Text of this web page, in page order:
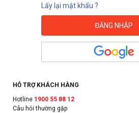
Lấy lại mật khẩu ?
HỖ TRỢ KHÁCH HÀNG
Hotline 1900 55 88 12
Câu hỏi thường gặp